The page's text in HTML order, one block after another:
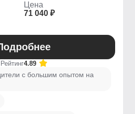
Цена
71 040 ₽
Рейтинг4.89
с большим опытом на